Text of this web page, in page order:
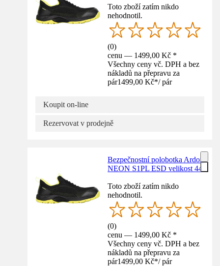
Toto zboží zatím nikdo
nehodnotil.
(0)
cenu — 1499,00 Kč *
Všechny ceny vč. DPH a bez
nákladů na přepravu za
pár1499,00 Kč*/ pár
Koupit on-line
Rezervovat v prodejně
Bezpečnostní polobotka Ardon
NEON S1PL ESD velikost 44
Toto zboží zatím nikdo
nehodnotil.
(0)
cenu — 1499,00 Kč *
Všechny ceny vč. DPH a bez
nákladů na přepravu za
pár1499,00 Kč*/ pár